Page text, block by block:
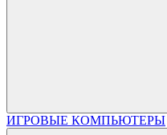
ИГРОВЫЕ КОМПЬЮТЕРЫ